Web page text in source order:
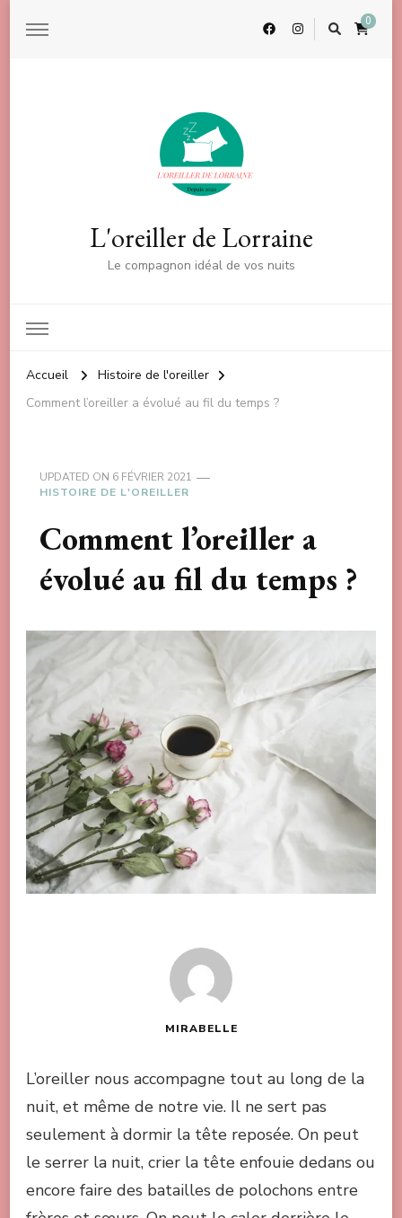
0
L'oreiller de Lorraine
Le compagnon idéal de vos nuits
Accueil
Histoire de l'oreiller
Comment l’oreiller a évolué au fil du temps ?
UPDATED ON 6 FÉVRIER 2021
HISTOIRE DE L'OREILLER
Comment l’oreiller a
évolué au fil du temps ?
MIRABELLE
L’oreiller nous accompagne tout au long de la
nuit, et même de notre vie. Il ne sert pas
seulement à dormir la tête reposée. On peut
le serrer la nuit, crier la tête enfouie dedans ou
encore faire des batailles de polochons entre